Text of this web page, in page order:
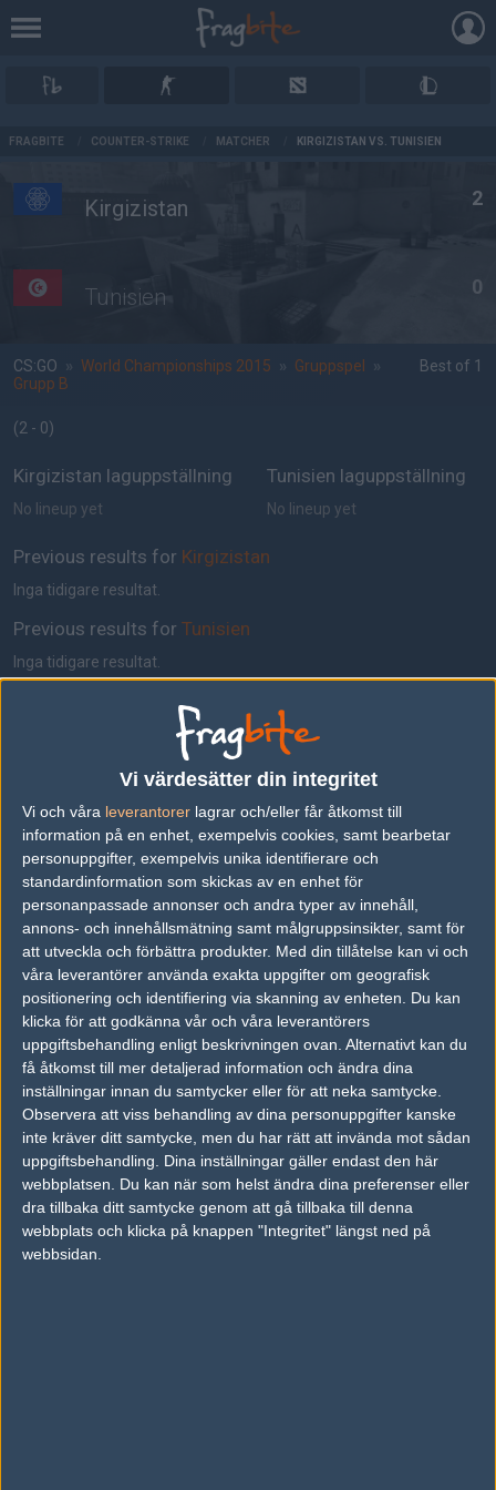
Vi värdesätter din integritet
Vi och våra leverantorer lagrar och/eller får åtkomst till
information på en enhet, exempelvis cookies, samt bearbetar
personuppgifter, exempelvis unika identifierare och
standardinformation som skickas av en enhet för
personanpassade annonser och andra typer av innehåll,
annons- och innehållsmätning samt målgruppsinsikter, samt för
att utveckla och förbättra produkter. Med din tillåtelse kan vi och
våra leverantörer använda exakta uppgifter om geografisk
positionering och identifiering via skanning av enheten. Du kan
klicka för att godkänna vår och våra leverantörers
uppgiftsbehandling enligt beskrivningen ovan. Alternativt kan du
få åtkomst till mer detaljerad information och ändra dina
inställningar innan du samtycker eller för att neka samtycke.
Observera att viss behandling av dina personuppgifter kanske
inte kräver ditt samtycke, men du har rätt att invända mot sådan
uppgiftsbehandling. Dina inställningar gäller endast den här
webbplatsen. Du kan när som helst ändra dina preferenser eller
dra tillbaka ditt samtycke genom att gå tillbaka till denna
webbplats och klicka på knappen "Integritet" längst ned på
webbsidan.
FRAGBITE COUNTER-STRIKE MATCHER KIRGIZISTAN VS. TUNISIEN
Kirgizistan 2
Tunisien 0
CS:GO » World Championships 2015 » Gruppspel
»
Grupp B
Best of 1
(2 - 0)
Kirgizistan laguppställning
No lineup yet
Tunisien laguppställning
No lineup yet
Previous results for Kirgizistan
Inga tidigare resultat.
Previous results for Tunisien
Inga tidigare resultat.
Du måste vara inloggad för att kunna satsa våra vackra bites på en
match. Har du inget konto?
Registrera dig
Kirgizistan
65% 35%
AD
0 kommentarer —skriv kommentar
Ingen har skrivit någon kommentar ännu.
Skriv en kommentar Upp
LOGGA IN